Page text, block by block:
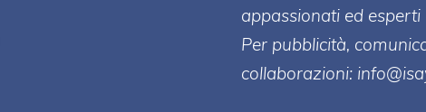
appassionati ed esperti
Per pubblicità,
collaborazioni: